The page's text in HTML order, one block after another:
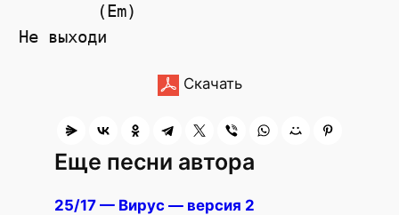
        (Em)
Не выходи
Скачать
Еще песни автора
25/17 — Вирус — версия 2